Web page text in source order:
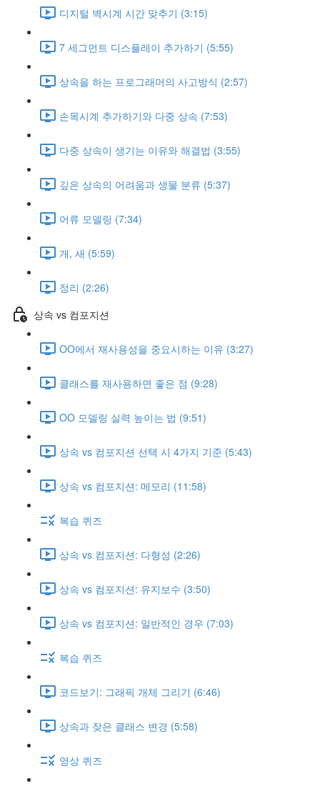
디지털 벽시계 시간 맞추기 (3:15)
7 세그먼트 디스플레이 추가하기 (5:55)
상속을 하는 프로그래머의 사고방식 (2:57)
손목시계 추가하기와 다중 상속 (7:53)
다중 상속이 생기는 이유와 해결법 (3:55)
깊은 상속의 어려움과 생물 분류 (5:37)
어류 모델링 (7:34)
개, 새 (5:59)
정리 (2:26)
상속 vs 컴포지션
OO에서 재사용성을 중요시하는 이유 (3:27)
클래스를 재사용하면 좋은 점 (9:28)
OO 모델링 실력 높이는 법 (9:51)
상속 vs 컴포지션 선택 시 4가지 기준 (5:43)
상속 vs 컴포지션: 메모리 (11:58)
복습 퀴즈
상속 vs 컴포지션: 다형성 (2:26)
상속 vs 컴포지션: 유지보수 (3:50)
상속 vs 컴포지션: 일반적인 경우 (7:03)
복습 퀴즈
코드보기: 그래픽 개체 그리기 (6:46)
상속과 잦은 클래스 변경 (5:58)
영상 퀴즈